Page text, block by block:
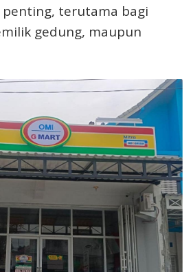
terutama bagi
gedung, maupun